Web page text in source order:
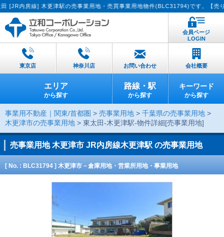
線] 木更津駅の売事業用地・売買事業用地物件(BLC31794)です。【売りたい方
会員ページ
LOGIN
東京店 神奈川店 お問い合わせ 会社概要
エリア
から探す
路線・駅
から探す
キーワード
から探す
事業用不動産｜関東/首都圏 > 売事業用地 > 千葉県の売事業用地 >
木更津市の売事業用地 > 東太田-木更津駅-物件詳細[売事業用地]
売事業用地木更津市 JR内房線木更津駅 の売事業用地
[ No. : BLC31794 ] 木更津市－倉庫用地・営業所用地・事業用地